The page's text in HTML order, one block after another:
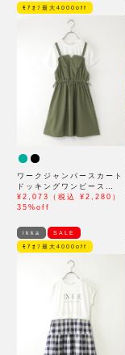
ﾓｱｵﾌ最大4000off
ワークジャンパースカート
ドッキングワンピース
（120~160cm）
¥2,073（税込 ¥2,280）
35%off
ikka SALE
ﾓｱｵﾌ最大4000off